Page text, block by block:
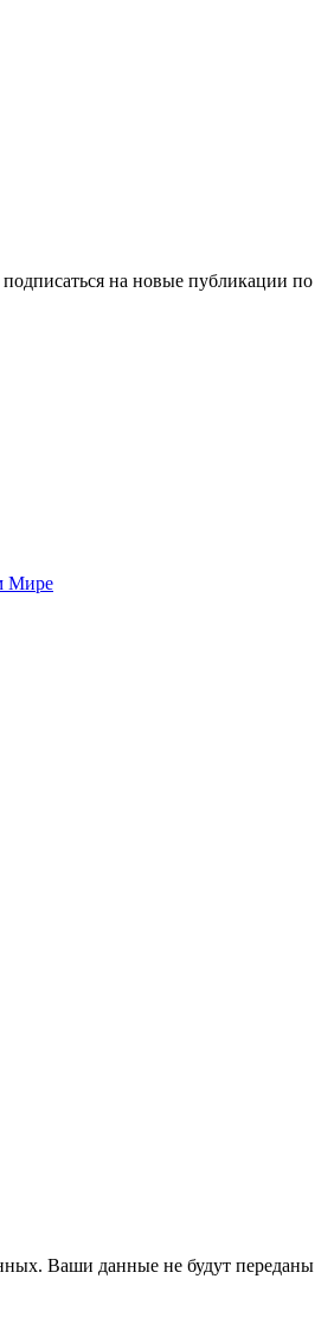
на новые публикации по
Ваши данные не будут переданы